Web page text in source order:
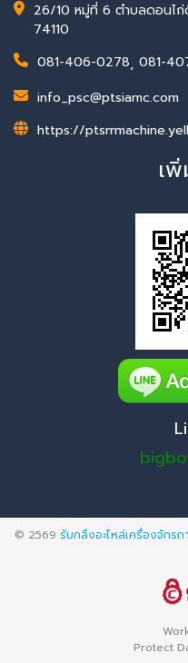
26/10 หมู่ที่ 6 ตำบลดอนไก่
74110
081-406-0278, 081-
info_psc@ptsiamc.com
https://
เ
© 2569 รับกลึงอะไหล่เครื่องจักร
Protect